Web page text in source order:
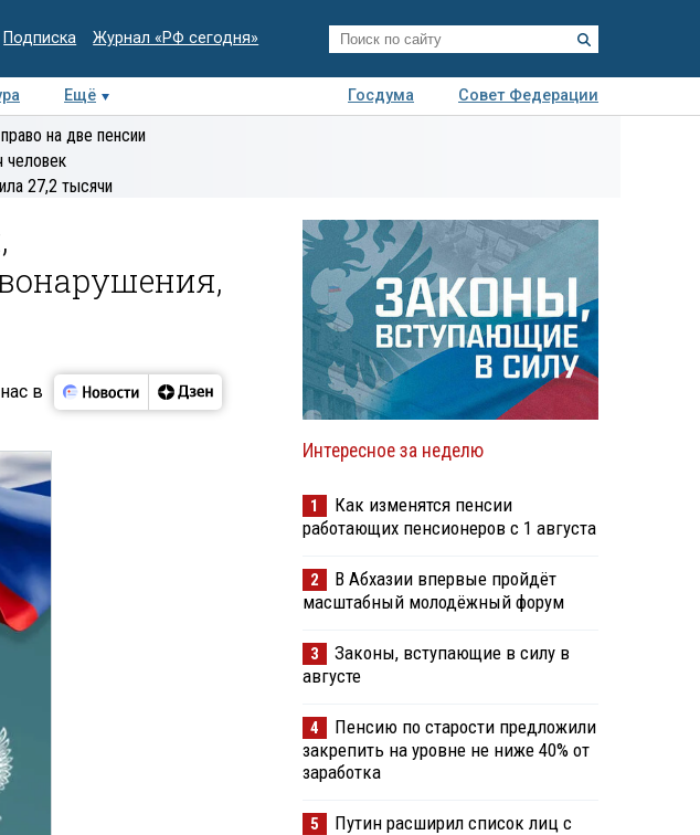
Подписка Журнал «РФ сегодня»
Ещё Госдума
Совет Федерации
Колумнисты
Деловая
на две пенсии
человек
27,2 тысячи
в
Интересное за неделю
1
Как изменятся пенсии
работающих пенсионеров с 1 августа
2
В Абхазии впервые пройдёт
масштабный молодёжный форум
3
Законы, вступающие в силу в
августе
4
Пенсию по старости предложили
закрепить на уровне не ниже 40% от
заработка
5
Путин расширил список лиц с